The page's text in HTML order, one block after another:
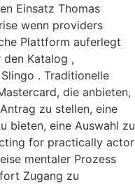
Einsatz Thomas
wenn providers
Plattform auferlegt
den Katalog ,
. Traditionelle
die anbieten,
zu stellen, eine
bieten, eine Auswahl zu
for practically actor
mentaler Prozess
Zugang zu